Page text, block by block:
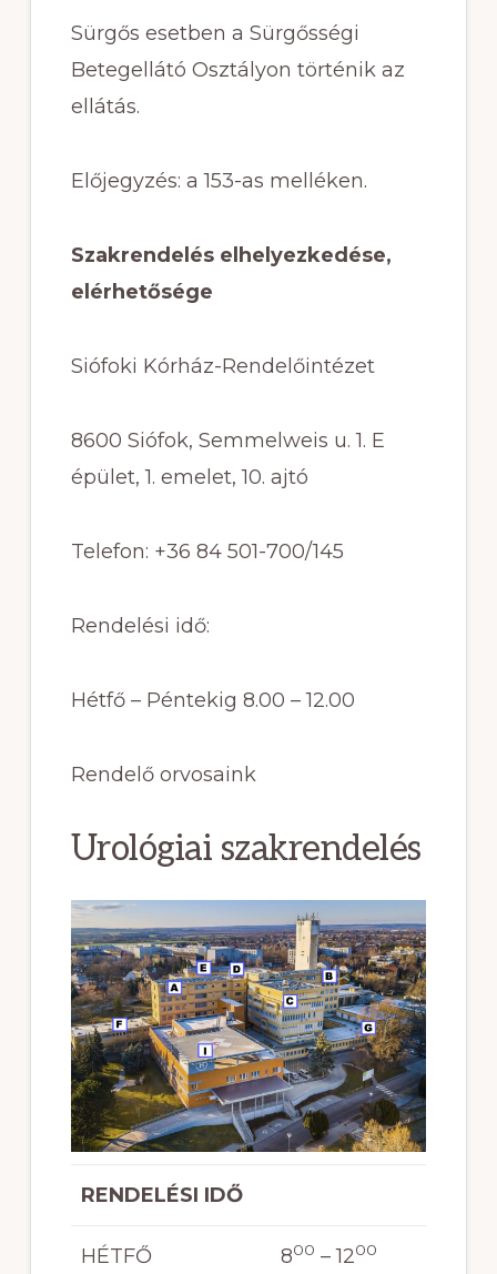
Sürgős esetben a Sürgősségi
Betegellátó Osztályon történik az
ellátás.
Előjegyzés: a 153-as melléken.
Szakrendelés elhelyezkedése,
elérhetősége
Siófoki Kórház-Rendelőintézet
8600 Siófok, Semmelweis u. 1. E
épület, 1. emelet, 10. ajtó
Telefon: +36 84 501-700/145
Rendelési idő:
Hétfő – Péntekig 8.00 – 12.00
Rendelő orvosaink
Urológiai szakrendelés
RENDELÉSI IDŐ
HÉTFŐ 800 – 1200